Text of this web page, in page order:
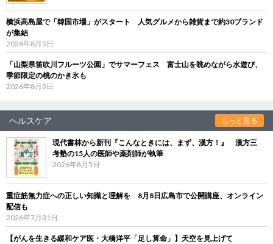
横浜高島屋で「韓国市場」がスタート 人気グルメから雑貨まで約30ブランド
が集結
2026年8月5日
「山梨県笛吹川フルーツ公園」でサマーフェス 富士山を眺めながら水遊び、
季節限定の桃のかき氷も
2026年8月3日
ヘルスケア もっと見る
現代書林から新刊『こんなときには、まず、漢方！』 漢方三
考塾の15人の医師や薬剤師が執筆
2026年8月5日
重症筋無力症への正しい知識と理解を 8月8日広島市で公開講座、オンライン
配信も
2026年7月31日
【がんを生きる緩和ケア医・大橋洋平「足し算命」】天空を見上げて